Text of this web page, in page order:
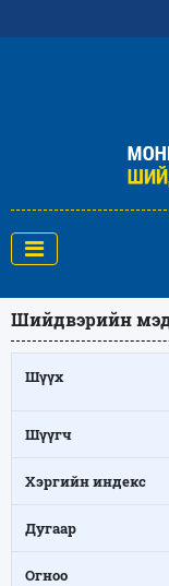
Шийдвэрийн
Шүүх
Шүүгч
Хэргийн индекс
Дугаар
Огноо